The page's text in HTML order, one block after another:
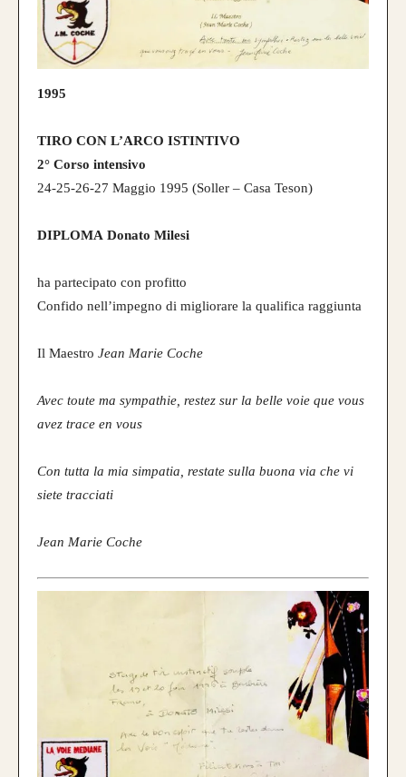
Rispetto ad Helios, Alben segue le
caratteristiche del modello Ashramcon 4
bambù.
da 890€
CONFIGURA E ORDINA IL
Questo modello si contraddistingue per la
Tre Lamine in legno.
la risposta meccanica è la medesima e
l’estetica risulta più pulita.
da 750€
1995
TIRO CON L’ARCO ISTINTIVO
2° Corso intensivo
24-25-26-27 Maggio 1995 (Soller – Casa Teson)
DIPLOMA Donato Milesi
ha partecipato con profitto
Confido nell’impegno di migliorare la qualifica raggiunta
Il Maestro Jean Marie Coche
Avec toute ma sympathie, restez sur la belle voie que vous
avez trace en vous
Con tutta la mia simpatia, restate sulla buona via che vi
siete tracciati
Jean Marie Coche